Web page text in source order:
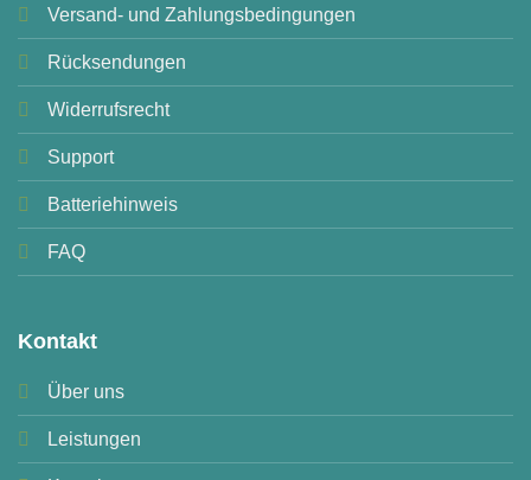
Versand- und Zahlungsbedingungen
Rücksendungen
Widerrufsrecht
Support
Batteriehinweis
FAQ
Kontakt
Über uns
Leistungen